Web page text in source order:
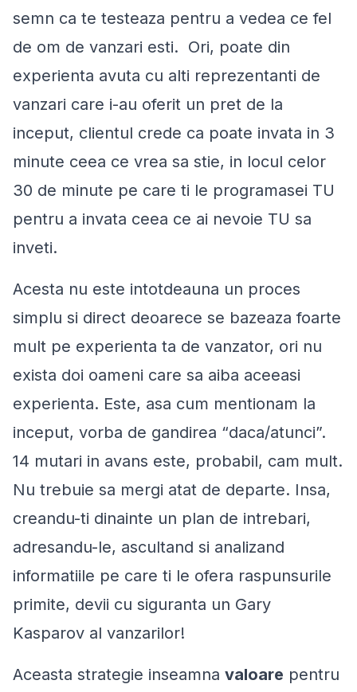
semn ca te testeaza pentru a vedea ce fel
de om de vanzari esti. Ori, poate din
experienta avuta cu alti reprezentanti de
vanzari care i-au oferit un pret de la
inceput, clientul crede ca poate invata in 3
minute ceea ce vrea sa stie, in locul celor
30 de minute pe care ti le programasei TU
pentru a invata ceea ce ai nevoie TU sa
inveti.
Acesta nu este intotdeauna un proces
simplu si direct deoarece se bazeaza foarte
mult pe experienta ta de vanzator, ori nu
exista doi oameni care sa aiba aceeasi
experienta. Este, asa cum mentionam la
inceput, vorba de gandirea “daca/atunci”.
14 mutari in avans este, probabil, cam mult.
Nu trebuie sa mergi atat de departe. Insa,
creandu-ti dinainte un plan de intrebari,
adresandu-le, ascultand si analizand
informatiile pe care ti le ofera raspunsurile
primite, devii cu siguranta un Gary
Kasparov al vanzarilor!
Aceasta strategie inseamna valoare pentru